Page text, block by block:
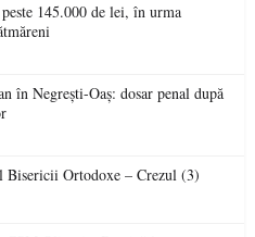
145.000 de lei, în urma
în Negrești-Oaș: dosar penal după
Bisericii Ortodoxe – Crezul (3)